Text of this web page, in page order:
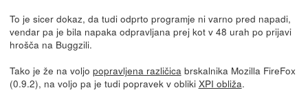
To je sicer dokaz, da tudi odprto programje ni varno pred napadi,
vendar pa je bila napaka odpravljana prej kot v 48 urah po prijavi
hrošča na Buggzili.
Tako je že na voljo popravljena različica brskalnika Mozilla FireFox
(0.9.2), na voljo pa je tudi popravek v obliki XPI obliža.